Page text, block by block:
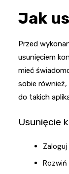
Jak
Przed
usunięciem
mieć
sobie
do takich
Usunięcie